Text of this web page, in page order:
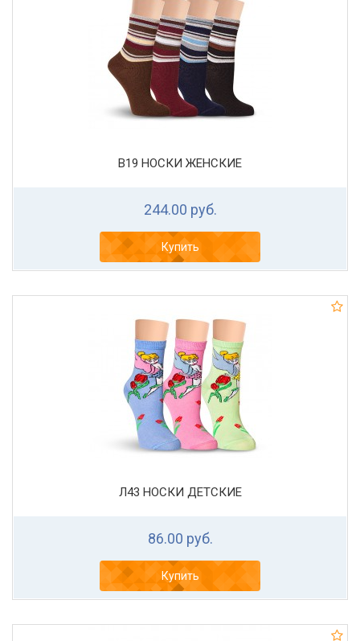
В19 НОСКИ ЖЕНСКИЕ
244.00 руб.
Купить
Л43 НОСКИ ДЕТСКИЕ
86.00 руб.
Купить